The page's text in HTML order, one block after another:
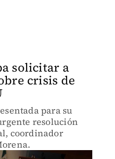
solicitar a
crisis de
para su
resolución
coordinador